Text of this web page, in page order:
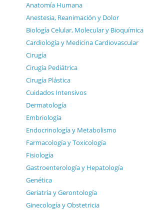
Anatomía Humana
Anestesia, Reanimación y Dolor
Biología Celular, Molecular y Bioquímica
Cardiología y Medicina Cardiovascular
Cirugía
Cirugía Pediátrica
Cirugía Plástica
Cuidados Intensivos
Dermatología
Embriología
Endocrinología y Metabolismo
Farmacología y Toxicología
Fisiología
Gastroenterología y Hepatología
Genética
Geriatría y Gerontología
Ginecología y Obstetricia